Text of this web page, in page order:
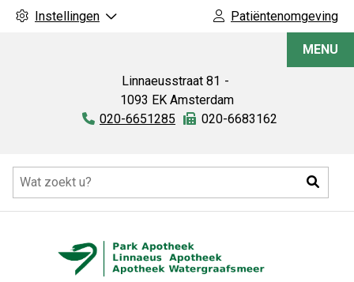
Instellingen Patiëntenomgeving
Linnaeusstraat 81
1093 EK Amsterdam
Tel:
020-6651285 Fax:
020-6683162
MENU